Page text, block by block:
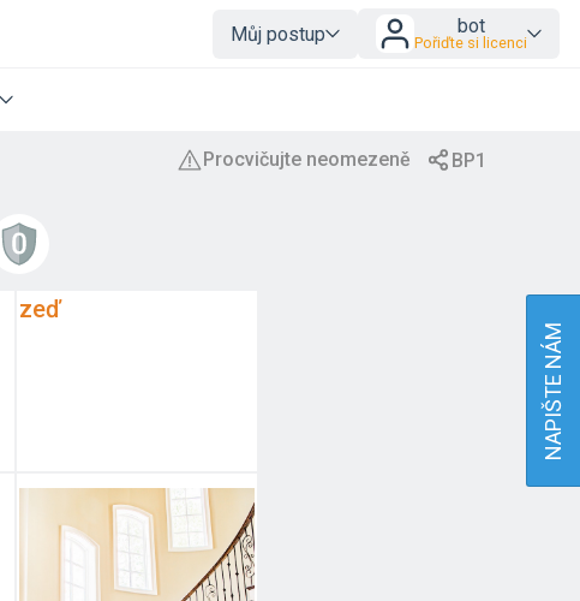
Můj postup bot
Pořiďte si licenci
zeď
NAPIŠTE NÁM